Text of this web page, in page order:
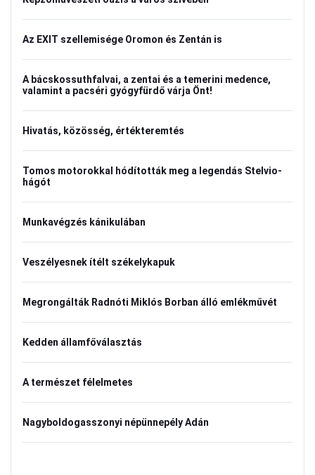
Az EXIT szellemisége Oromon és Zentán is
A bácskossuthfalvai, a zentai és a temerini medence,
valamint a pacséri gyógyfürdő várja Önt!
Hivatás, közösség, értékteremtés
Tomos motorokkal hódították meg a legendás Stelvio-
hágót
Munkavégzés kánikulában
Veszélyesnek ítélt székelykapuk
Megrongálták Radnóti Miklós Borban álló emlékművét
Kedden államfőválasztás
A természet félelmetes
Nagyboldogasszonyi népünnepély Adán